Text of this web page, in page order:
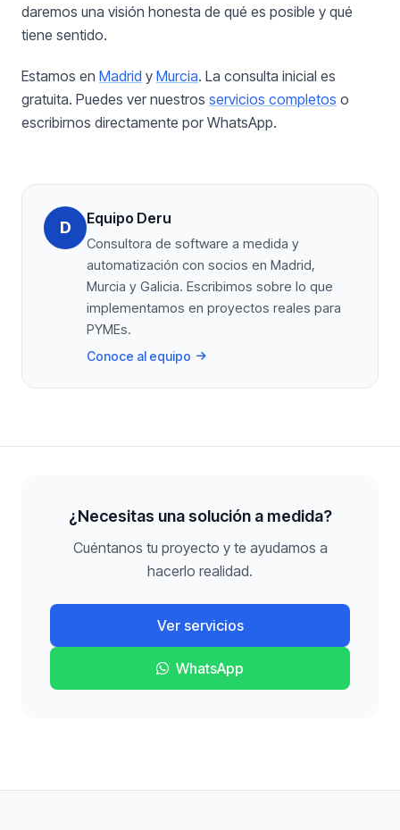
daremos una visión honesta de qué es posible y qué
tiene sentido.
Estamos en Madrid y Murcia. La consulta inicial es
gratuita. Puedes ver nuestros servicios completos o
escribirnos directamente por WhatsApp.
D Equipo Deru
Consultora de software a medida y
automatización con socios en Madrid,
Murcia y Galicia. Escribimos sobre lo que
implementamos en proyectos reales para
PYMEs.
Conoce al equipo
¿Necesitas una solución a medida?
Cuéntanos tu proyecto y te ayudamos a
hacerlo realidad.
Ver servicios
WhatsApp